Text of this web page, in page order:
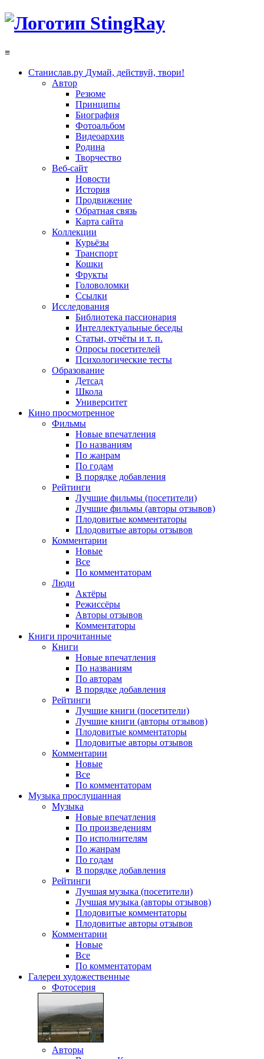
≡
Станислав.ру Думай, действуй, твори!
Автор
Резюме
Принципы
Биография
Фотоальбом
Видеоархив
Родина
Творчество
Веб-сайт
Новости
История
Продвижение
Обратная связь
Карта сайта
Коллекции
Курьёзы
Транспорт
Кошки
Фрукты
Головоломки
Ссылки
Исследования
Библиотека пассионария
Интеллектуальные беседы
Статьи, отчёты и т. п.
Опросы посетителей
Психологические тесты
Образование
Детсад
Школа
Университет
Кино просмотренное
Фильмы
Новые впечатления
По названиям
По жанрам
По годам
В порядке добавления
Рейтинги
Лучшие фильмы (посетители)
Лучшие фильмы (авторы отзывов)
Плодовитые комментаторы
Плодовитые авторы отзывов
Комментарии
Новые
Все
По комментаторам
Люди
Актёры
Режиссёры
Авторы отзывов
Комментаторы
Книги прочитанные
Книги
Новые впечатления
По названиям
По авторам
В порядке добавления
Рейтинги
Лучшие книги (посетители)
Лучшие книги (авторы отзывов)
Плодовитые комментаторы
Плодовитые авторы отзывов
Комментарии
Новые
Все
По комментаторам
Музыка прослушанная
Музыка
Новые впечатления
По произведениям
По исполнителям
По жанрам
По годам
В порядке добавления
Рейтинги
Лучшая музыка (посетители)
Лучшая музыка (авторы отзывов)
Плодовитые комментаторы
Плодовитые авторы отзывов
Комментарии
Новые
Все
По комментаторам
Галереи художественные
Фотосерия
Авторы